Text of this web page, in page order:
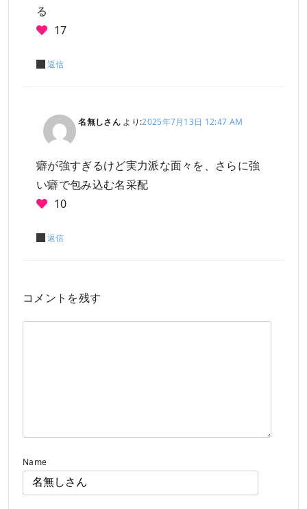
る
17
返信
名無しさん より:2025年7月13日 12:47 AM
癖が強すぎるけど実力派な面々を、さらに強
い癖で包み込む名采配
10
返信
コメントを残す
Name